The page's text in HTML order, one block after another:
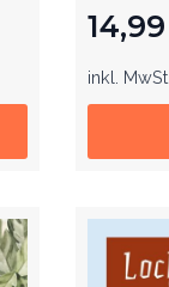
14,99
inkl. MwSt.